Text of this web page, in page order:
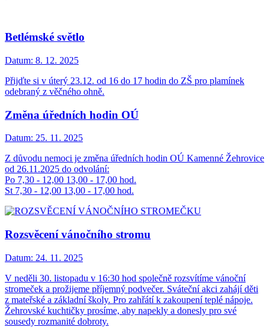
Betlémské světlo
Datum: 8. 12. 2025
Přijďte si v úterý 23.12. od 16 do 17 hodin do ZŠ pro plamínek
odebraný z věčného ohně.
Změna úředních hodin OÚ
Datum: 25. 11. 2025
Z důvodu nemoci je změna úředních hodin OÚ Kamenné Žehrovice
od 26.11.2025 do odvolání:
Po 7,30 - 12,00 13,00 - 17,00 hod.
St 7,30 - 12,00 13,00 - 17,00 hod.
Rozsvěcení vánočního stromu
Datum: 24. 11. 2025
V neděli 30. listopadu v 16:30 hod společně rozsvítíme vánoční
stromeček a prožijeme příjemný podvečer. Sváteční akci zahájí děti
z mateřské a základní školy. Pro zahřátí k zakoupení teplé nápoje.
Žehrovské kuchtičky prosíme, aby napekly a donesly pro své
sousedy rozmanité dobroty.